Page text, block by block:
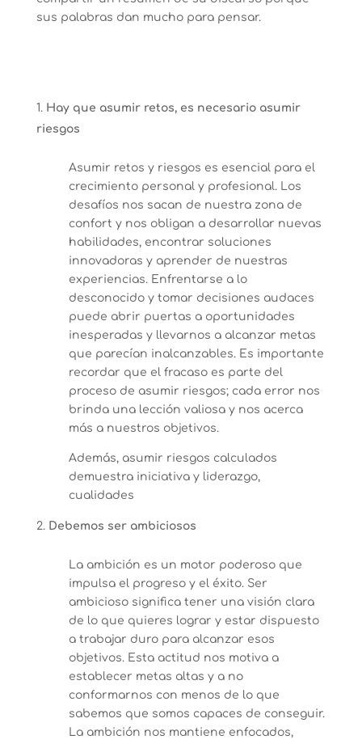
sus palabras dan mucho para pensar.
Hay que asumir retos, es necesario asumir
riesgos
Asumir retos y riesgos es esencial para el
crecimiento personal y profesional. Los
desafíos nos sacan de nuestra zona de
confort y nos obligan a desarrollar nuevas
habilidades, encontrar soluciones
innovadoras y aprender de nuestras
experiencias. Enfrentarse a lo
desconocido y tomar decisiones audaces
puede abrir puertas a oportunidades
inesperadas y llevarnos a alcanzar metas
que parecían inalcanzables. Es importante
recordar que el fracaso es parte del
proceso de asumir riesgos; cada error nos
brinda una lección valiosa y nos acerca
más a nuestros objetivos.
Además, asumir riesgos calculados
demuestra iniciativa y liderazgo,
cualidades
Debemos ser ambiciosos
La ambición es un motor poderoso que
impulsa el progreso y el éxito. Ser
ambicioso significa tener una visión clara
de lo que quieres lograr y estar dispuesto
a trabajar duro para alcanzar esos
objetivos. Esta actitud nos motiva a
establecer metas altas y a no
conformarnos con menos de lo que
sabemos que somos capaces de conseguir.
La ambición nos mantiene enfocados,